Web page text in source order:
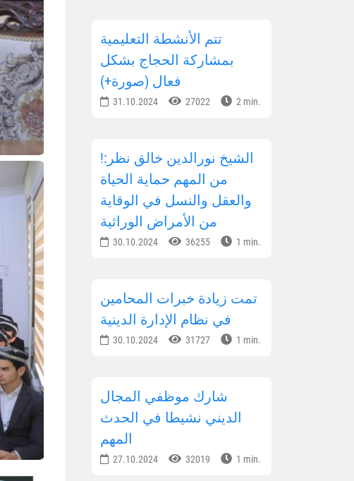
تتم الأنشطة التعليمية
بمشاركة الحجاج بشكل
فعال (صورة+)
31.10.2024 27022 2 min.
!الشيخ نورالدين خالق نظر:
من المهم حماية الحياة
والعقل والنسل في الوقاية
من الأمراض الوراثية
30.10.2024 36255 1 min.
تمت زيادة خبرات المحامين
في نظام الإدارة الدينية
30.10.2024 31727 1 min.
شارك موظفي المجال
الديني نشيطا في الحدث
المهم
27.10.2024 32019 1 min.